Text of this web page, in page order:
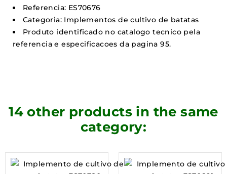
Referencia: ES70676
Categoria: Implementos de cultivo de batatas
Produto identificado no catalogo tecnico pela
referencia e especificacoes da pagina 95.
14 other products in the same
category: